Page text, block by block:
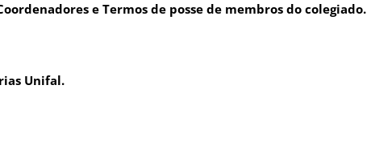
e Termos de posse de membros do colegiado.
Unifal.